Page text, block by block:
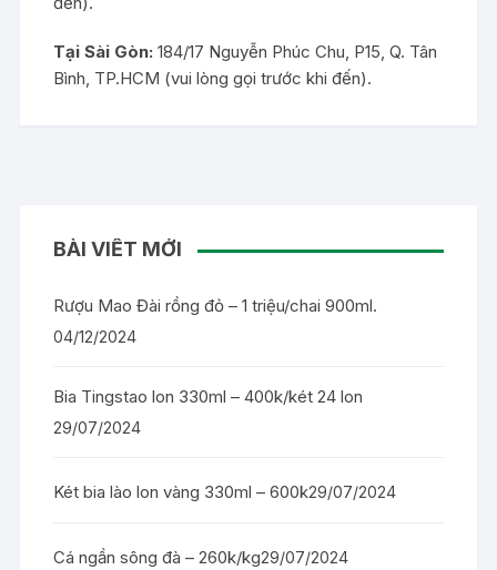
Tại Sài Gòn: 184/17 Nguyễn Phúc Chu, P15, Q. Tân
Bình, TP.HCM (vui lòng gọi trước khi đến).
BÀI VIẾT MỚI
Rượu Mao Đài rồng đỏ – 1 triệu/chai 900ml.
04/12/2024
Bia Tingstao lon 330ml – 400k/két 24 lon
29/07/2024
Két bia lào lon vàng 330ml – 600k29/07/2024
Cá ngần sông đà – 260k/kg29/07/2024